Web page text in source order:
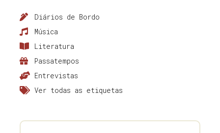
Diários de Bordo
Música
Literatura
Passatempos
Entrevistas
Ver todas as etiquetas